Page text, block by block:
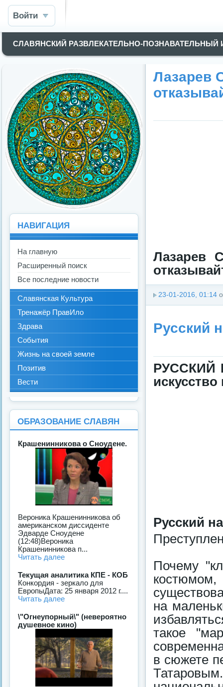
Войти
СЛАВЯНСКИЙ РАЗВЛЕКАТЕЛЬНО-
Лазарев
Лазарев
23-01-2016, 01:14
Русский
РУССКИЙ
искусство
Русский
Почему
на
такое
в сюжете
НАВИГАЦИЯ
На главную
Расширенный поиск
Все последние новости
Славянская Культура
Тренажёр ПравИло
Здрава
События
Жизнь на своей земле
Позитив
Вести
ОБРАЗОВАНИЕ СЛАВЯН
Крашенинникова о Сноудене.
Вероника Крашенинникова об
американском диссиденте
Эдварде Сноудене
(12:48)Вероника
Крашенинникова п...
Читать далее
Текущая аналитика КПЕ - КОБ
Конкордия - зеркало для
ЕвропыДата: 25 января 2012 г....
Читать далее
\"Огнеупорный\" (невероятно
душевное кино)